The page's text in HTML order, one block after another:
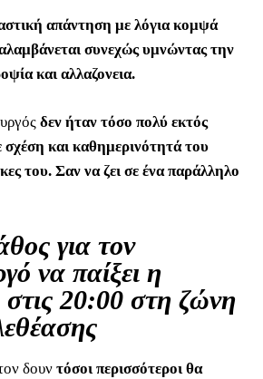
απάντηση με λόγια κομψά
συνεχώς υμνώντας την
και αλλαζονεια.
δεν ήταν τόσο πολύ εκτός
και καθημερινότητά του
του. Σαν να ζει σε ένα παράλληλο
για τον
να παίξει η
στις 20:00 στη ζώνη
δουν τόσοι περισσότεροι θα